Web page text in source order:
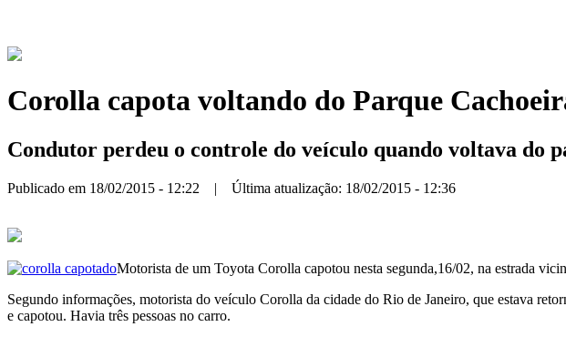
Corolla capota voltando do Parque
Condutor perdeu o controle do veículo quando voltava do
Publicado em 18/02/2015 - 12:22 | Última atualização: 18/02/2015 - 12:36
Motorista de um Toyota Corolla capotou nesta segunda,16/02, na estrada
Segundo informações, motorista do veículo Corolla da cidade do Rio de Janeiro, que estava
e capotou. Havia três pessoas no carro.